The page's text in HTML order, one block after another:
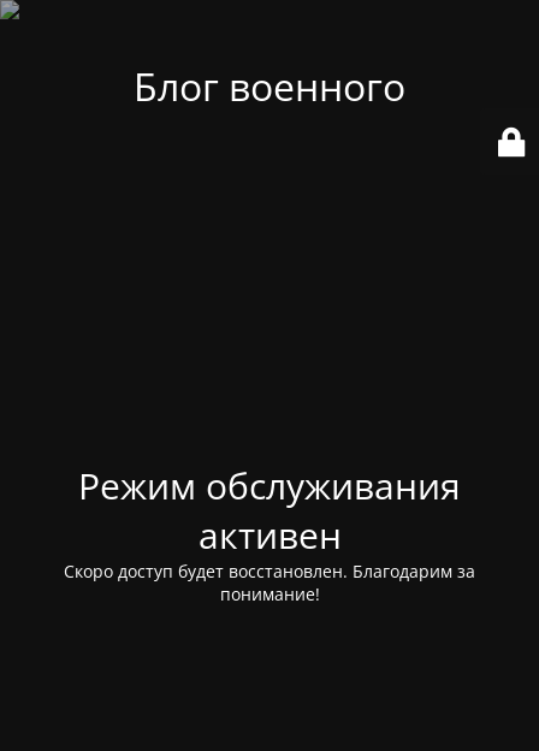
Блог военного
Режим обслуживания
активен
Скоро доступ будет восстановлен. Благодарим за
понимание!